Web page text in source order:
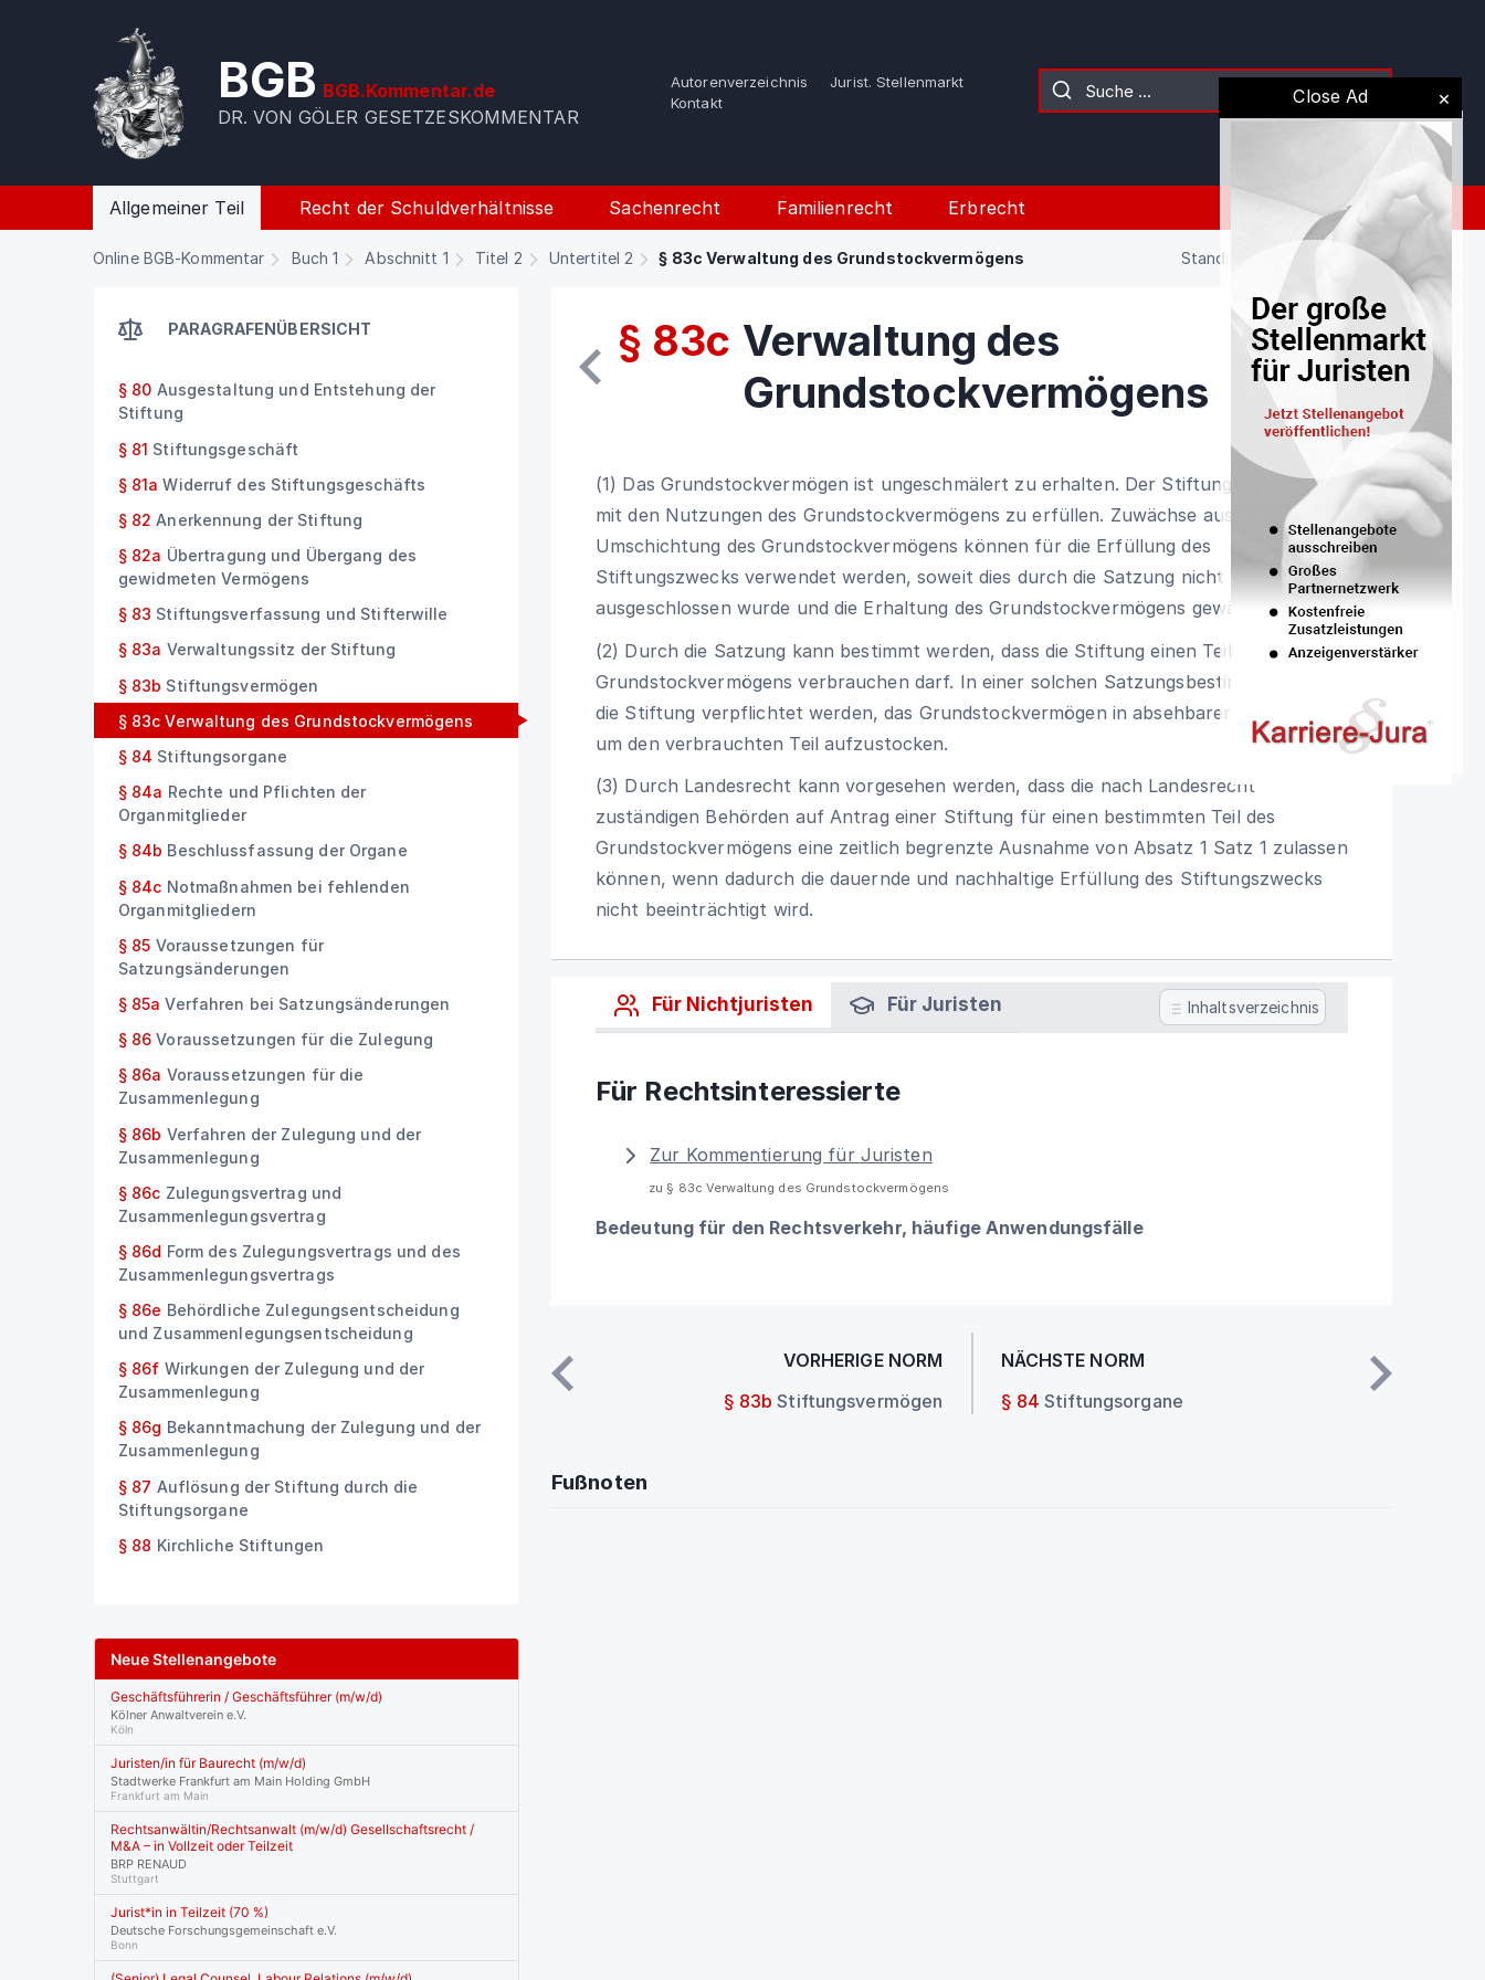
BGB BGB.Kommentar.de
DR. VON GÖLER GESETZESKOMMENTAR
Autorenverzeichnis
Jurist. Stellenmarkt
Kontakt
Allgemeiner Teil Recht der Schuldverhältnisse Sachenrecht Familienrecht Erbrecht
Online BGB-Kommentar Buch 1 Abschnitt 1 Titel 2 Untertitel 2 § 83c Verwaltung des Grundstockvermögens Stand: 02.08.2026 (Gesetz)
Close Ad
PARAGRAFENÜBERSICHT
§ 80 Ausgestaltung und Entstehung der
Stiftung
§ 81 Stiftungsgeschäft
§ 81a Widerruf des Stiftungsgeschäfts
§ 82 Anerkennung der Stiftung
§ 82a Übertragung und Übergang des
gewidmeten Vermögens
§ 83 Stiftungsverfassung und Stifterwille
§ 83a Verwaltungssitz der Stiftung
§ 83b Stiftungsvermögen
§ 83c Verwaltung des Grundstockvermögens
§ 84 Stiftungsorgane
§ 84a Rechte und Pflichten der
Organmitglieder
§ 84b Beschlussfassung der Organe
§ 84c Notmaßnahmen bei fehlenden
Organmitgliedern
§ 85 Voraussetzungen für
Satzungsänderungen
§ 85a Verfahren bei Satzungsänderungen
§ 86 Voraussetzungen für die Zulegung
§ 86a Voraussetzungen für die
Zusammenlegung
§ 86b Verfahren der Zulegung und der
Zusammenlegung
§ 86c Zulegungsvertrag und
Zusammenlegungsvertrag
§ 86d Form des Zulegungsvertrags und des
Zusammenlegungsvertrags
§ 86e Behördliche Zulegungsentscheidung
und Zusammenlegungsentscheidung
§ 86f Wirkungen der Zulegung und der
Zusammenlegung
§ 86g Bekanntmachung der Zulegung und der
Zusammenlegung
§ 87 Auflösung der Stiftung durch die
Stiftungsorgane
§ 88 Kirchliche Stiftungen
§ 83c Verwaltung des
Grundstockvermögens
(1) Das Grundstockvermögen ist ungeschmälert zu erhalten. Der Stiftungszweck ist
mit den Nutzungen des Grundstockvermögens zu erfüllen. Zuwächse aus der
Umschichtung des Grundstockvermögens können für die Erfüllung des
Stiftungszwecks verwendet werden, soweit dies durch die Satzung nicht
ausgeschlossen wurde und die Erhaltung des Grundstockvermögens gewährleistet ist.
(2) Durch die Satzung kann bestimmt werden, dass die Stiftung einen Teil des
Grundstockvermögens verbrauchen darf. In einer solchen Satzungsbestimmung muss
die Stiftung verpflichtet werden, das Grundstockvermögen in absehbarer Zeit wieder
um den verbrauchten Teil aufzustocken.
(3) Durch Landesrecht kann vorgesehen werden, dass die nach Landesrecht
zuständigen Behörden auf Antrag einer Stiftung für einen bestimmten Teil des
Grundstockvermögens eine zeitlich begrenzte Ausnahme von Absatz 1 Satz 1 zulassen
können, wenn dadurch die dauernde und nachhaltige Erfüllung des Stiftungszwecks
nicht beeinträchtigt wird.
Für Nichtjuristen Für Juristen Inhaltsverzeichnis
Für Rechtsinteressierte
Zur Kommentierung für Juristen
zu § 83c Verwaltung des Grundstockvermögens
Bedeutung für den Rechtsverkehr, häufige Anwendungsfälle
VORHERIGE NORM
§ 83b Stiftungsvermögen
NÄCHSTE NORM
§ 84 Stiftungsorgane
Fußnoten